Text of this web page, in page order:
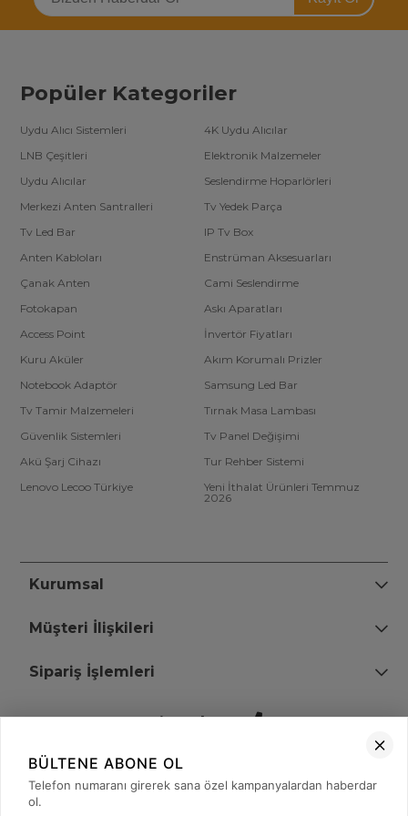
Multibox uydu alıcı kumandalarını tercih edebilirsiniz. Uzun ömürlü
ve ergonomik yapısıyla her an kontrol sizde olacak. Hem evde
hem de iş yerinde kullanım için ideal bir çözümdür.
Popüler Kategoriler
Uydu Alıcı Sistemleri
4K Uydu Alıcılar
LNB Çeşitleri
Elektronik Malzemeler
Uydu Alıcılar
Seslendirme Hoparlörleri
Merkezi Anten Santralleri
Tv Yedek Parça
Tv Led Bar
IP Tv Box
Anten Kabloları
Enstrüman Aksesuarları
Çanak Anten
Cami Seslendirme
Fotokapan
Askı Aparatları
Access Point
İnvertör Fiyatları
Kuru Aküler
Akım Korumalı Prizler
Notebook Adaptör
Samsung Led Bar
Tv Tamir Malzemeleri
Tırnak Masa Lambası
Güvenlik Sistemleri
Tv Panel Değişimi
Akü Şarj Cihazı
Tur Rehber Sistemi
Lenovo Lecoo Türkiye
Yeni İthalat Ürünleri Temmuz
2026
Kurumsal
Müşteri İlişkileri
Sipariş İşlemleri
Bize Ulaşın
+90 (850) 473 08 08
Tevfik Bey Mah. Dr. Ali Demir Cd. No:51 Kat:2 Kobi İş Merkezi
BÜLTENE ABONE OL
ol.